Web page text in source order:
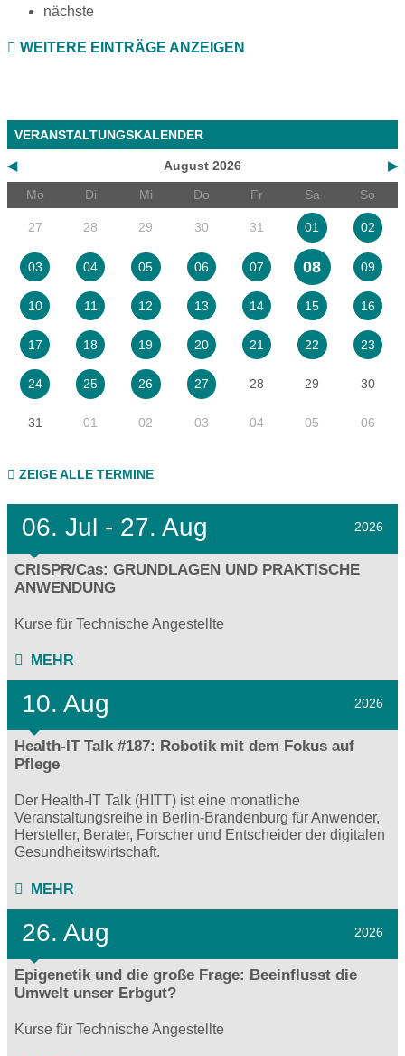
nächste
WEITERE EINTRÄGE ANZEIGEN
VERANSTALTUNGSKALENDER
◀ ▶
August 2026
Mo
Di Mi Do Fr Sa So
27 28 29 30 31 01 02
03 04 05 06 07 08 09
10 11 12 13 14 15 16
17 18 19 20 21 22 23
24 25 26 27 28 29 30
31 01 02 03 04 05 06
ZEIGE ALLE TERMINE
06. Jul - 27. Aug 2026
CRISPR/Cas: GRUNDLAGEN UND PRAKTISCHE
ANWENDUNG
Kurse für Technische Angestellte
MEHR
10. Aug 2026
Health-IT Talk #187: Robotik mit dem Fokus auf
Pflege
Der Health-IT Talk (HITT) ist eine monatliche
Veranstaltungsreihe in Berlin-Brandenburg für Anwender,
Hersteller, Berater, Forscher und Entscheider der digitalen
Gesundheitswirtschaft.
MEHR
26. Aug 2026
Epigenetik und die große Frage: Beeinflusst die
Umwelt unser Erbgut?
Kurse für Technische Angestellte